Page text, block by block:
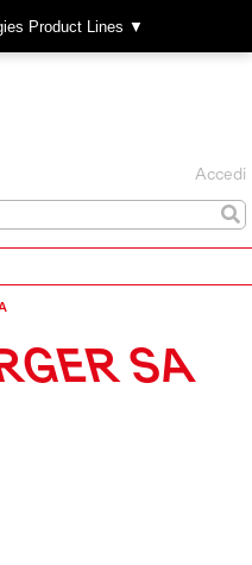
Product Lines ▼
Accedi
SA